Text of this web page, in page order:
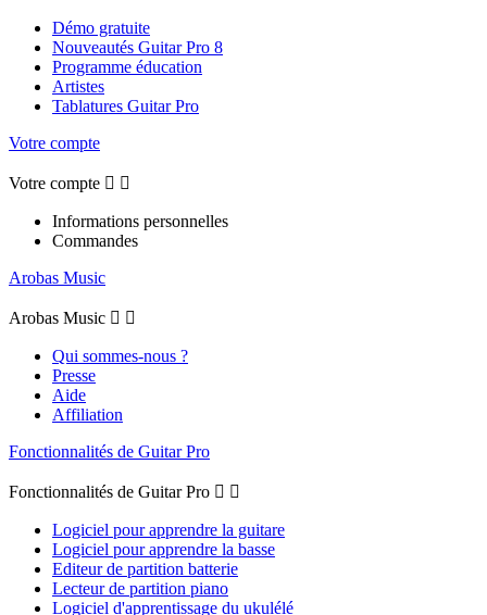
Démo gratuite
Nouveautés Guitar Pro 8
Programme éducation
Artistes
Tablatures Guitar Pro
Votre compte
Votre compte  
Informations personnelles
Commandes
Arobas Music
Arobas Music  
Qui sommes-nous ?
Presse
Aide
Affiliation
Fonctionnalités de Guitar Pro
Fonctionnalités de Guitar Pro  
Logiciel pour apprendre la guitare
Logiciel pour apprendre la basse
Editeur de partition batterie
Lecteur de partition piano
Logiciel d'apprentissage du ukulélé